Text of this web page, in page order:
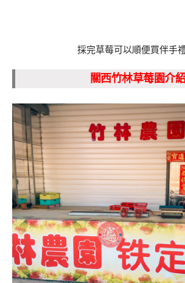
採完草莓可以順便買伴手
關西竹林草莓園介